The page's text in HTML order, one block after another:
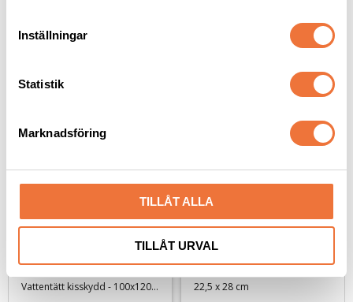
Inställningar
Statistik
Marknadsföring
TILLÅT ALLA
TILLÅT URVAL
Senaste besökta produkter
valpmatta - grå med
vita stjärnor - 100x120
cm
​Vattentätt kisskydd - 100x120 cm
Dogman bajspåsar
med knythandtag 50-
pack - Blå
22,5 x 28 cm